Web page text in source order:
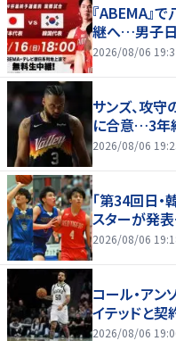
『ABEMA』
継へ…男子
2026/08/06
サンズ、攻
に合意…3年
2026/08/06
「第34回日
スターが発
2026/08/06
コール・ア
イテッドと契
2026/08/06